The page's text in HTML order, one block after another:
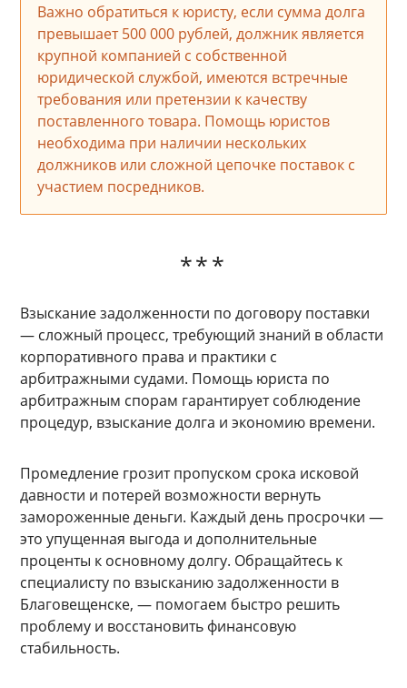
Важно обратиться к юристу, если сумма долга
превышает 500 000 рублей, должник является
крупной компанией с собственной
юридической службой, имеются встречные
требования или претензии к качеству
поставленного товара. Помощь юристов
необходима при наличии нескольких
должников или сложной цепочке поставок с
участием посредников.
Взыскание задолженности по договору поставки
— сложный процесс, требующий знаний в области
корпоративного права и практики с
арбитражными судами. Помощь юриста по
арбитражным спорам гарантирует соблюдение
процедур, взыскание долга и экономию времени.
Промедление грозит пропуском срока исковой
давности и потерей возможности вернуть
замороженные деньги. Каждый день просрочки —
это упущенная выгода и дополнительные
проценты к основному долгу. Обращайтесь к
специалисту по взысканию задолженности в
Благовещенске, — помогаем быстро решить
проблему и восстановить финансовую
стабильность.